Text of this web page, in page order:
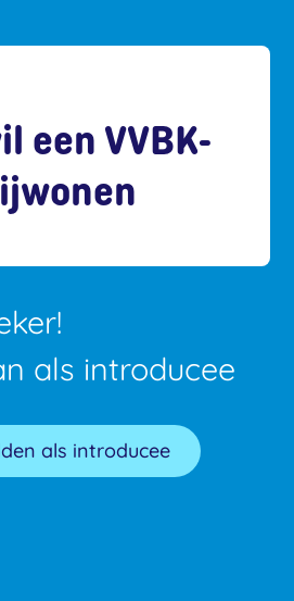
een VVBK-
als introducee
als introducee